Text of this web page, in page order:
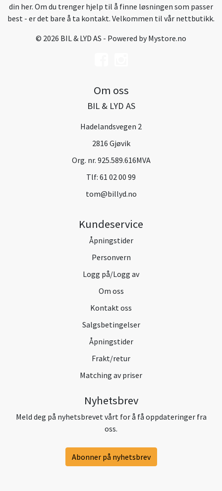
din her. Om du trenger hjelp til å finne løsningen som passer
best - er det bare å ta kontakt. Velkommen til vår nettbutikk.
© 2026 BIL & LYD AS - Powered byMystore.no
Om oss
BIL & LYD AS
Hadelandsvegen 2
2816 Gjøvik
Org. nr. 925.589.616MVA
Tlf: 61 02 00 99
tom@billyd.no
Kundeservice
Åpningstider
Personvern
Logg på/Logg av
Om oss
Kontakt oss
Salgsbetingelser
Åpningstider
Frakt/retur
Matching av priser
Nyhetsbrev
Meld deg på nyhetsbrevet vårt for å få oppdateringer fra
oss.
Abonner på nyhetsbrev